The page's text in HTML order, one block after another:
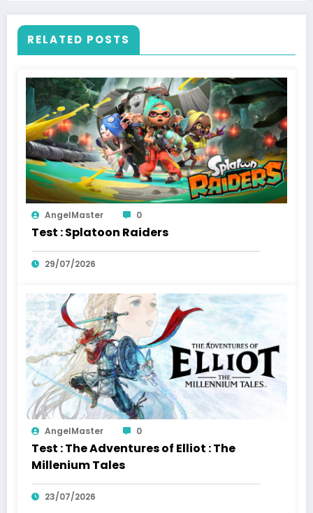
RELATED POSTS
AngelMaster 0
Test : Splatoon Raiders
29/07/2026
AngelMaster 0
Test : The Adventures of Elliot : The
Millenium Tales
23/07/2026